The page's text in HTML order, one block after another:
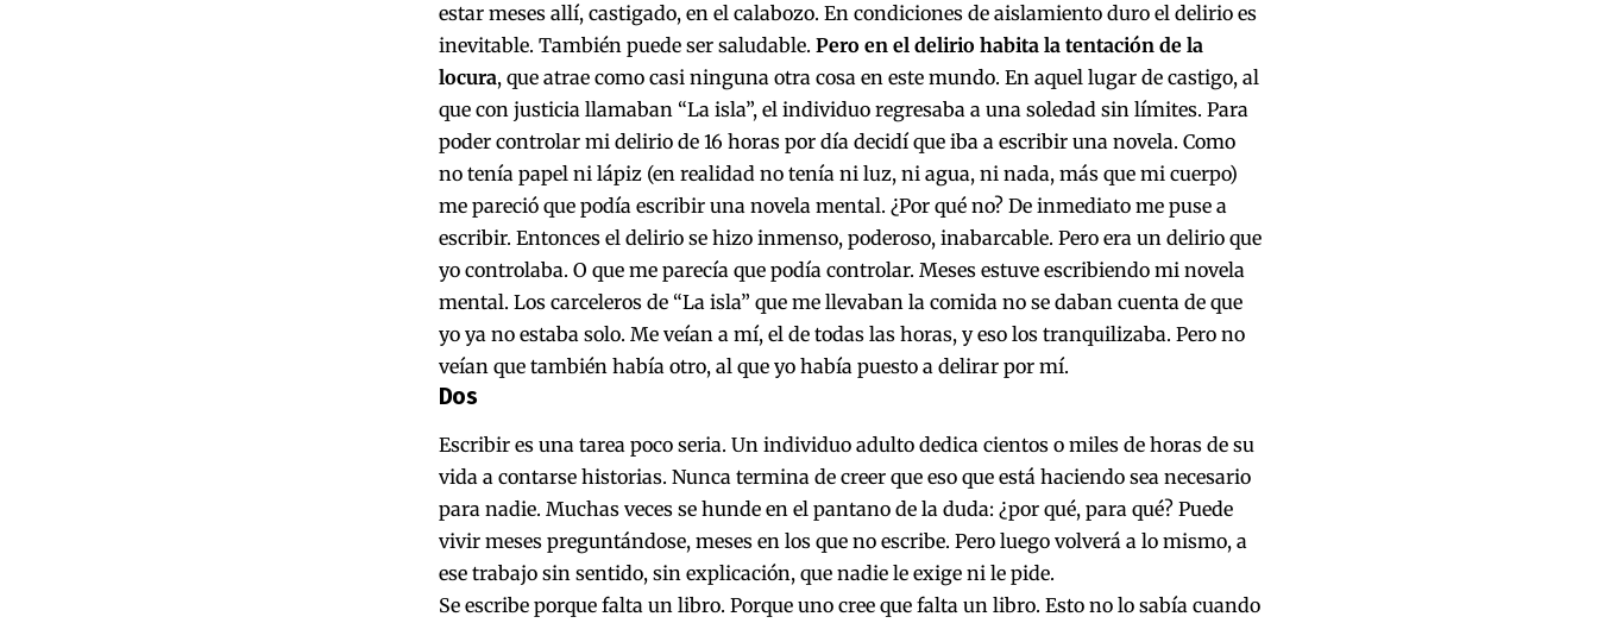
estar meses allí, castigado, en el calabozo. En condiciones de aislamiento duro el delirio es
inevitable. También puede ser saludable. Pero en el delirio habita la tentación de la
locura, que atrae como casi ninguna otra cosa en este mundo. En aquel lugar de castigo, al
que con justicia llamaban “La isla”, el individuo regresaba a una soledad sin límites. Para
poder controlar mi delirio de 16 horas por día decidí que iba a escribir una novela. Como
no tenía papel ni lápiz (en realidad no tenía ni luz, ni agua, ni nada, más que mi cuerpo)
me pareció que podía escribir una novela mental. ¿Por qué no? De inmediato me puse a
escribir. Entonces el delirio se hizo inmenso, poderoso, inabarcable. Pero era un delirio que
yo controlaba. O que me parecía que podía controlar. Meses estuve escribiendo mi novela
mental. Los carceleros de “La isla” que me llevaban la comida no se daban cuenta de que
yo ya no estaba solo. Me veían a mí, el de todas las horas, y eso los tranquilizaba. Pero no
veían que también había otro, al que yo había puesto a delirar por mí.
Dos
Escribir es una tarea poco seria. Un individuo adulto dedica cientos o miles de horas de su
vida a contarse historias. Nunca termina de creer que eso que está haciendo sea necesario
para nadie. Muchas veces se hunde en el pantano de la duda: ¿por qué, para qué? Puede
vivir meses preguntándose, meses en los que no escribe. Pero luego volverá a lo mismo, a
ese trabajo sin sentido, sin explicación, que nadie le exige ni le pide.
Se escribe porque falta un libro. Porque uno cree que falta un libro. Esto no lo sabía cuando